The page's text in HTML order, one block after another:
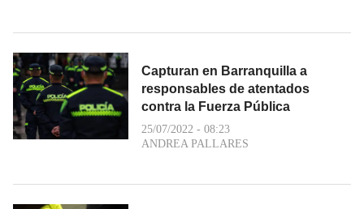
Capturan en Barranquilla a
responsables de atentados
contra la Fuerza Pública
25/07/2022 - 08:23
ANDREA PALLARES